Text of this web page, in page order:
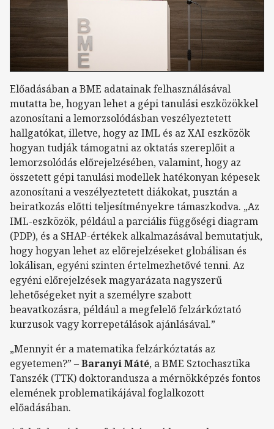
Előadásában a BME adatainak felhasználásával
mutatta be, hogyan lehet a gépi tanulási eszközökkel
azonosítani a lemorzsolódásban veszélyeztetett
hallgatókat, illetve, hogy az IML és az XAI eszközök
hogyan tudják támogatni az oktatás szereplőit a
lemorzsolódás előrejelzésében, valamint, hogy az
összetett gépi tanulási modellek hatékonyan képesek
azonosítani a veszélyeztetett diákokat, pusztán a
beiratkozás előtti teljesítményekre támaszkodva. „Az
IML-eszközök, például a parciális függőségi diagram
(PDP), és a SHAP-értékek alkalmazásával bemutatjuk,
hogy hogyan lehet az előrejelzéseket globálisan és
lokálisan, egyéni szinten értelmezhetővé tenni. Az
egyéni előrejelzések magyarázata nagyszerű
lehetőségeket nyit a személyre szabott
beavatkozásra, például a megfelelő felzárkóztató
kurzusok vagy korrepetálások ajánlásával.”
„Mennyit ér a matematika felzárkóztatás az
egyetemen?” –Baranyi Máté, a BME Sztochasztika
Tanszék (TTK) doktorandusza a mérnökképzés fontos
elemének problematikájával foglalkozott
előadásában.